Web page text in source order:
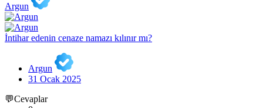
Argun
İntihar edenin cenaze namazı kılınır mı?
Argun
31 Ocak 2025
💬Cevaplar